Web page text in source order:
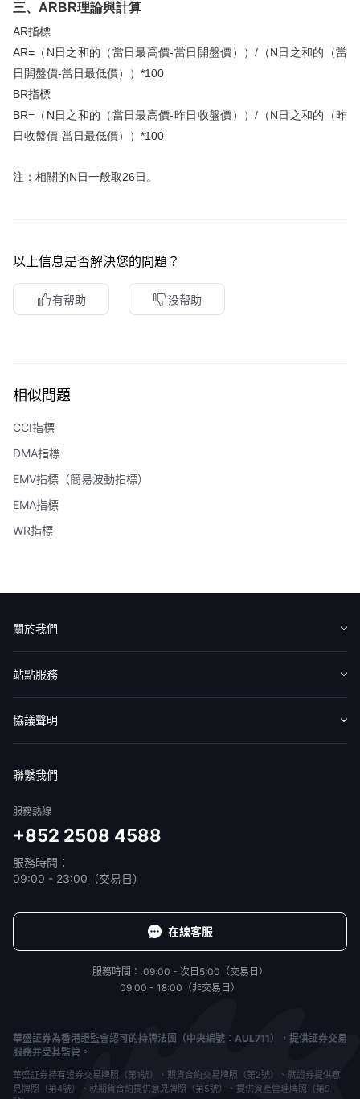
三、ARBR理論與計算
AR指標
AR=（N日之和的（當日最高價-當日開盤價））/（N日之和的（當
日開盤價-當日最低價））*100
BR指標
BR=（N日之和的（當日最高價-昨日收盤價））/（N日之和的（昨
日收盤價-當日最低價））*100
注：相關的N日一般取26日。
以上信息是否解決您的問題？
有帮助 没帮助
相似問題
CCI指標
DMA指標
EMV指標（簡易波動指標）
EMA指標
WR指標
關於我們
認識華盛
媒體報導
意見反饋
站點服務
收費標準
交易工具
幫助中心
協議聲明
聯繫我們
服務熱線
+852 2508 4588
服務時間：
09:00 - 23:00（交易日）
在線客服
服務時間： 09:00 - 次日5:00（交易日）
09:00 - 18:00（非交易日）
華盛証券為香港證監會認可的持牌法團（中央編號：AUL711），提供証券交易
服務并受其監管。
華盛証券持有證券交易牌照（第1號）、期貨合約交易牌照（第2號）、就證券提供意
見牌照（第4號）、就期貨合約提供意見牌照（第5號）、提供資產管理牌照（第9